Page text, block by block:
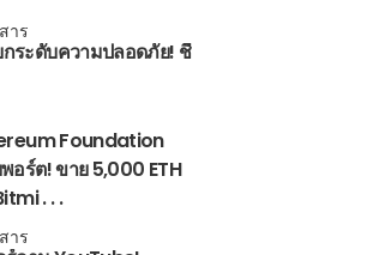
าร
ระดับความปลอดภัย! ชี้
Foundation
อร์ต! ขาย 5,000 ETH
. . .
าร